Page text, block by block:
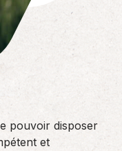
pouvoir disposer
et